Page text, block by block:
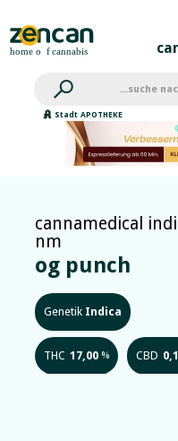
Stadt APOTHEKE
cannamedical
nm
og punch
Genetik Indica
THC 17,00 % CBD